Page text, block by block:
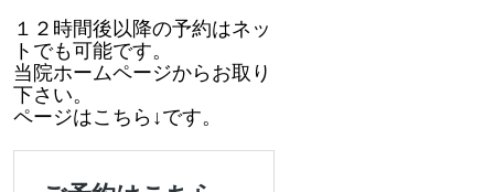
１２時間後以降の予約はネッ
トでも可能です。
当院ホームページからお取り
下さい。
ページはこちら↓です。